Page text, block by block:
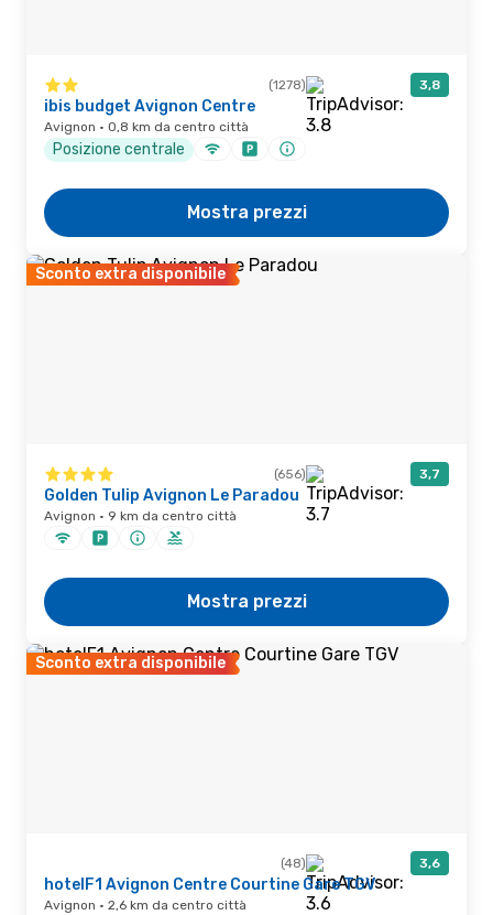
(1278) 3,8
ibis budget Avignon Centre
Avignon · 0,8 km da centro città
Posizione centrale
Mostra prezzi
Sconto extra disponibile
(656) 3,7
Golden Tulip Avignon Le Paradou
Avignon · 9 km da centro città
Mostra prezzi
Sconto extra disponibile
(48) 3,6
hotelF1 Avignon Centre Courtine Gare TGV
Avignon · 2,6 km da centro città